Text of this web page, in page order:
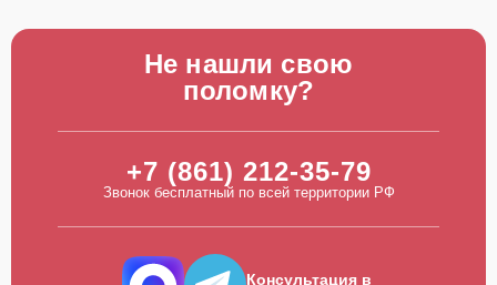
Не нашли свою
поломку?
+7 (861) 212-35-79
Звонок бесплатный по всей территории РФ
Консультация в